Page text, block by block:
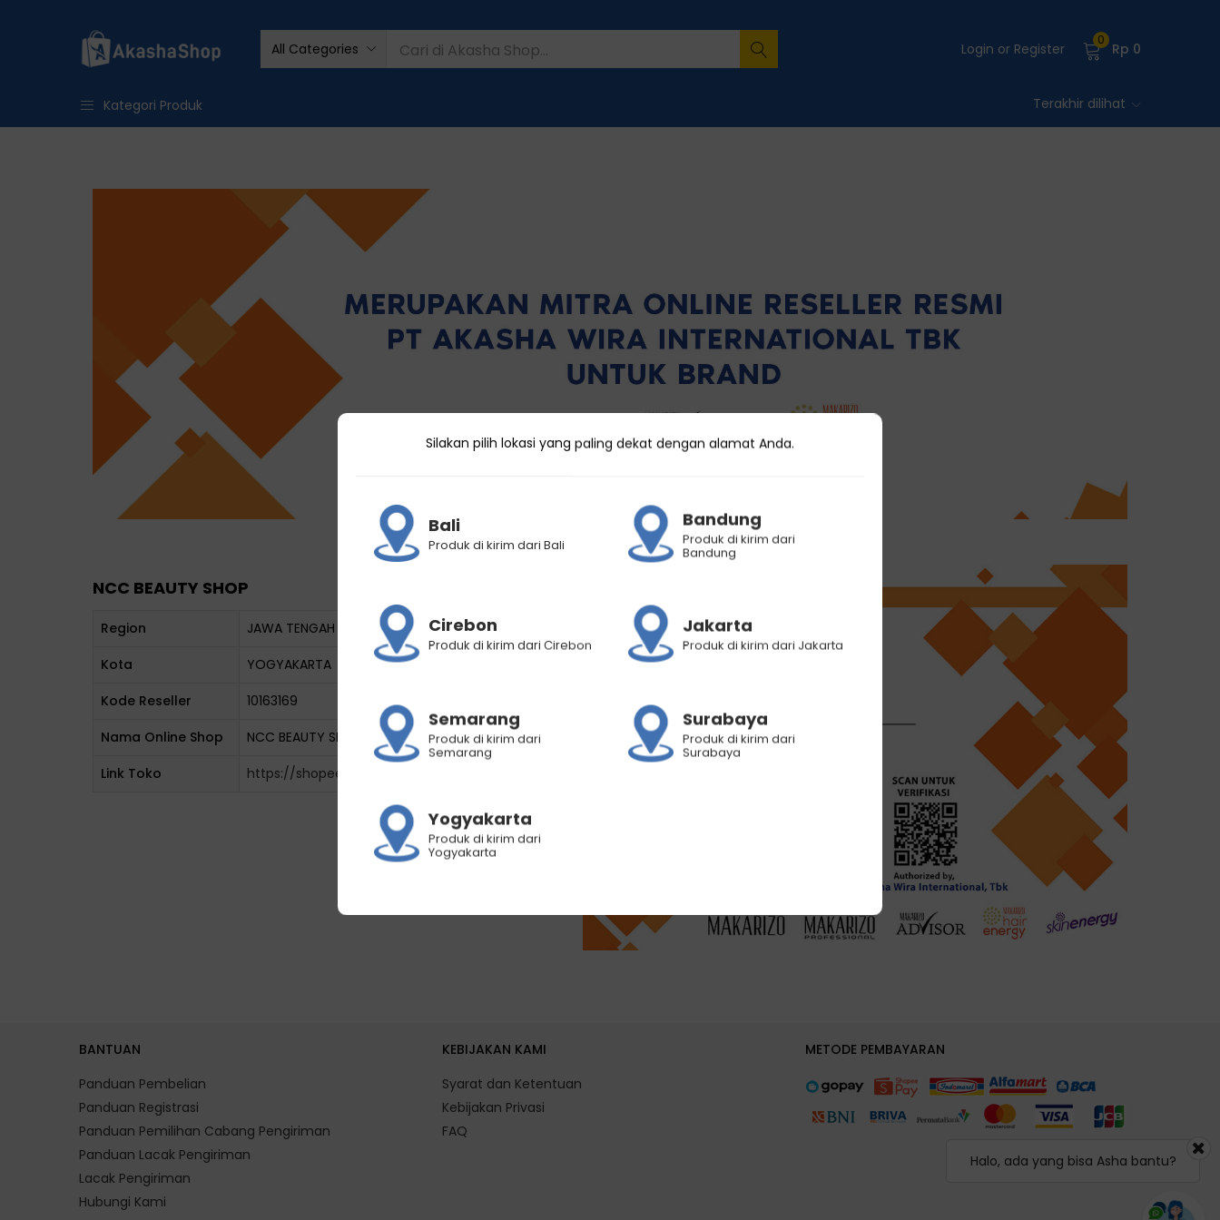
All Categories Login or Register
0
Rp 0
Kategori Produk Terakhir dilihat
NCC BEAUTY SHOP
Region
JAWA TENGAH
Kota
YOGYAKARTA
Kode Reseller
10163169
Nama Online Shop
NCC BEAUTY SHOP
Link Toko
https://shopee.co.id/nccbeautyshop
Halo, ada yang bisa Asha bantu?
BANTUAN
Panduan Pembelian
Panduan Registrasi
Panduan Pemilihan Cabang Pengiriman
Panduan Lacak Pengiriman
Lacak Pengiriman
Hubungi Kami
KEBIJAKAN KAMI
Syarat dan Ketentuan
Kebijakan Privasi
FAQ
METODE PEMBAYARAN
Silakan pilih lokasi yang paling dekat dengan alamat Anda.
Bali
Produk di kirim dari Bali
Bandung
Produk di kirim dari
Bandung
Cirebon
Produk di kirim dari Cirebon
Jakarta
Produk di kirim dari Jakarta
Semarang
Produk di kirim dari
Semarang
Surabaya
Produk di kirim dari
Surabaya
Yogyakarta
Produk di kirim dari
Yogyakarta